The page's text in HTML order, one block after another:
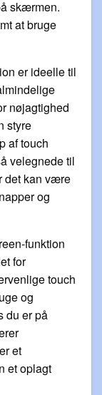
skærmen.
at bruge
er ideelle til
nøjagtighed
styre
af touch
velegnede til
det kan være
og
funktion
for
touch
og
du er på
et
et oplagt